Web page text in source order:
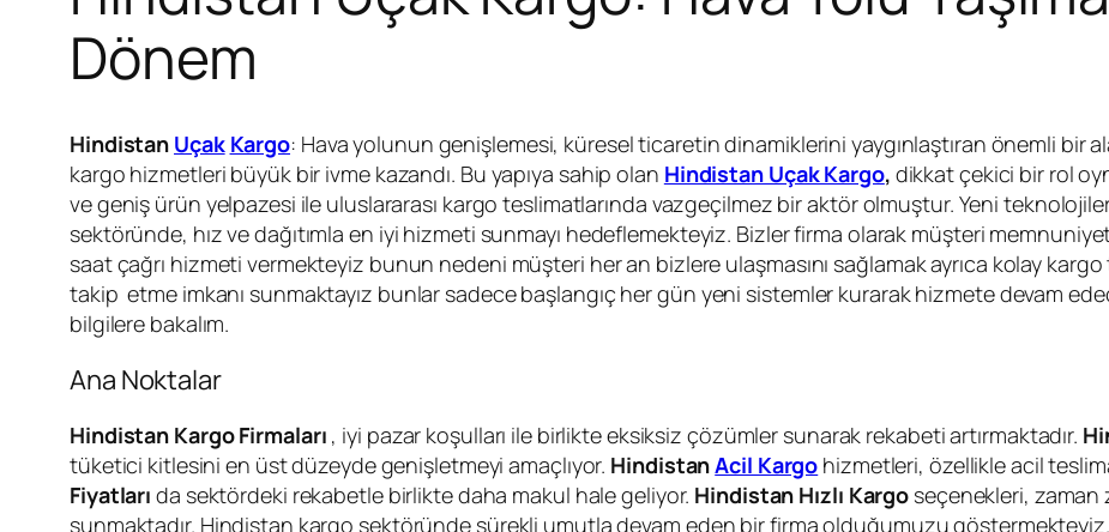
Dönem
Hindistan Uçak Kargo: Hava yolunun genişlemesi, küresel ticaretin dinamiklerini yaygınlaştıran önemli bir
kargo hizmetleri büyük bir ivme kazandı. Bu yapıya sahip olan Hindistan Uçak Kargo, dikkat çekici bir rol
ve geniş ürün yelpazesi ile uluslararası kargo teslimatlarında vazgeçilmez bir aktör olmuştur. Yeni
sektöründe, hız ve dağıtımla en iyi hizmeti sunmayı hedeflemekteyiz. Bizler firma olarak müşteri
saat çağrı hizmeti vermekteyiz bunun nedeni müşteri her an bizlere ulaşmasını sağlamak ayrıca kolay
takip etme imkanı sunmaktayız bunlar sadece başlangıç her gün yeni sistemler kurarak hizmete devam
bilgilere bakalım.
Ana Noktalar
Hindistan Kargo Firmaları , iyi pazar koşulları ile birlikte eksiksiz çözümler sunarak rekabeti artırmaktadır.
tüketici kitlesini en üst düzeyde genişletmeyi amaçlıyor. HindistanAcil Kargo hizmetleri, özellikle acil
Fiyatları da sektördeki rekabetle birlikte daha makul hale geliyor. Hindistan Hızlı Kargo seçenekleri,
sunmaktadır. Hindistan kargo sektöründe sürekli umutla devam eden bir firma olduğumuzu göstermekteyiz.